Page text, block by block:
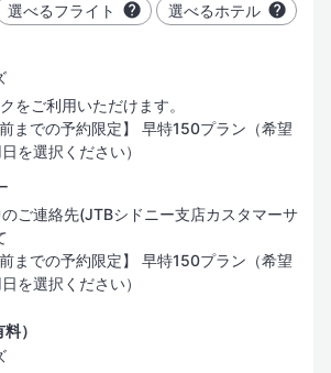
選べるフライト 選べるホテル
をご利用いただけます。
までの予約限定】 早特150プラン（希望
を選択ください）
ご連絡先(JTBシドニー支店カスタマーサ
までの予約限定】 早特150プラン（希望
を選択ください）
）